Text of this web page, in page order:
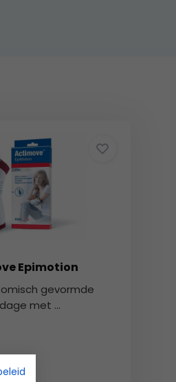
Epimotion
gevormde
met ...